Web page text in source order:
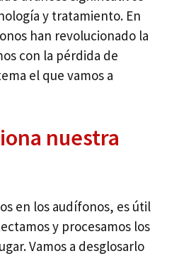
y tratamiento. En
han revolucionado la
con la pérdida de
el que vamos a
nuestra
en los audífonos, es útil
y procesamos los
Vamos a desglosarlo